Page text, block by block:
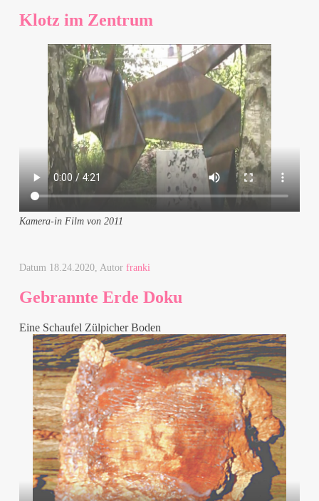
Klotz im Zentrum
Kamera-in Film von 2011
Datum 18.24.2020, Autorfranki
Gebrannte Erde Doku
Eine Schaufel Zülpicher Boden